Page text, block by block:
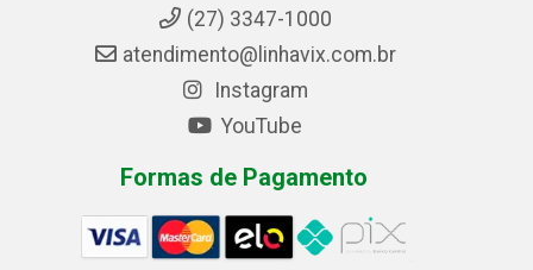
(27) 3347-1000
atendimento@linhavix.com.br
Instagram
YouTube
Formas de Pagamento